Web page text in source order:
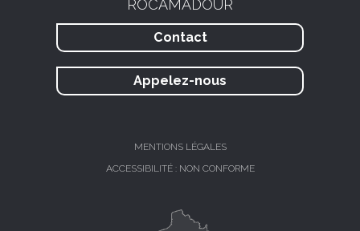
ROCAMADOUR
Contact
Appelez-nous
MENTIONS LÉGALES
ACCESSIBILITÉ : NON CONFORME